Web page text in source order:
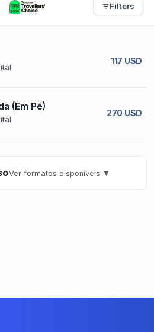
Filters
117 USD
(Em Pé)
270 USD
Ver formatos disponíveis ▼